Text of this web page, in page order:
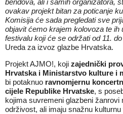
bendova, ali i samih organizatora,
ovakav projekt bitan za poticanje
Komisija će sada pregledati sve
objavit ćemo krajem kolovoza te ih
festivalu koji će se održati od 11.
Ureda za izvoz glazbe Hrvatska.
Projekt AJMO!, koji zajednički
Hrvatska i Ministarstvo kulture i
bi potaknuo ravnomjernu
cijele Republike Hrvatske, s
kojima suvremeni glazbeni žanrovi
održivost, ali imaju snažnu kulturnu